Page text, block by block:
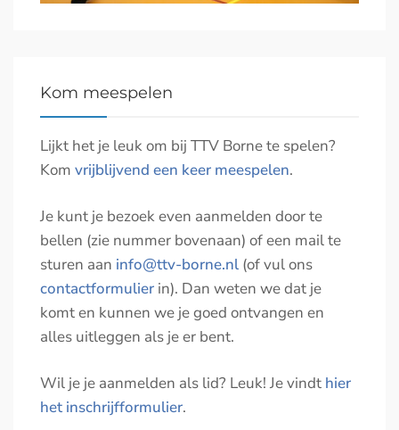
Kom meespelen
Lijkt het je leuk om bij TTV Borne te spelen?
Kom vrijblijvend een keer meespelen.
Je kunt je bezoek even aanmelden door te
bellen (zie nummer bovenaan) of een mail te
sturen aan info@ttv-borne.nl (of vul ons
contactformulier in). Dan weten we dat je
komt en kunnen we je goed ontvangen en
alles uitleggen als je er bent.
Wil je je aanmelden als lid? Leuk! Je vindt hier
het inschrijfformulier.